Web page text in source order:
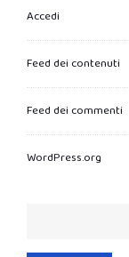
Accedi
Feed dei contenuti
Feed dei commenti
WordPress.org